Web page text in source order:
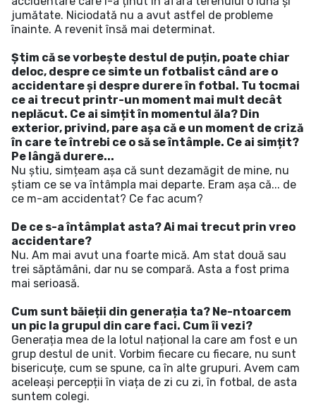
jumătate. Niciodată nu a avut astfel de probleme
înainte. A revenit însă mai determinat.
Știm că se vorbește destul de puțin, poate chiar
deloc, despre ce simte un fotbalist când are o
accidentare și despre durere în fotbal. Tu tocmai
ce ai trecut printr-un moment mai mult decât
neplăcut. Ce ai simțit în momentul ăla? Din
exterior, privind, pare așa că e un moment de criză
în care te întrebi ce o să se întâmple. Ce ai simțit?
Pe lângă durere...
Nu știu, simțeam așa că sunt dezamăgit de mine, nu
știam ce se va întâmpla mai departe. Eram așa că... de
ce m-am accidentat? Ce fac acum?
De ce s-a întâmplat asta? Ai mai trecut prin vreo
accidentare?
Nu. Am mai avut una foarte mică. Am stat două sau
trei săptămâni, dar nu se compară. Asta a fost prima
mai serioasă.
Cum sunt băieții din generația ta? Ne-ntoarcem
un pic la grupul din care faci. Cum îi vezi?
Generația mea de la lotul național la care am fost e un
grup destul de unit. Vorbim fiecare cu fiecare, nu sunt
bisericuțe, cum se spune, ca în alte grupuri. Avem cam
aceleași percepții în viața de zi cu zi, în fotbal, de asta
suntem colegi.